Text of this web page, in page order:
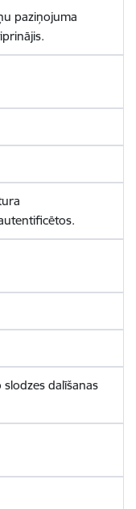
paziņojuma
dalīšanas